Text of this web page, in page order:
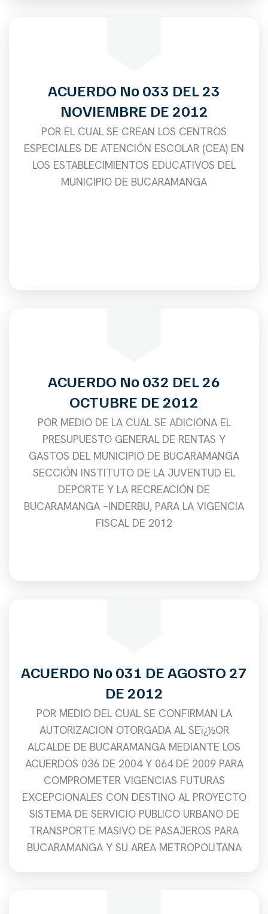
ACUERDO No 033 DEL 23
NOVIEMBRE DE 2012
POR EL CUAL SE CREAN LOS CENTROS
ESPECIALES DE ATENCIÓN ESCOLAR (CEA) EN
LOS ESTABLECIMIENTOS EDUCATIVOS DEL
MUNICIPIO DE BUCARAMANGA
ACUERDO No 032 DEL 26
OCTUBRE DE 2012
POR MEDIO DE LA CUAL SE ADICIONA EL
PRESUPUESTO GENERAL DE RENTAS Y
GASTOS DEL MUNICIPIO DE BUCARAMANGA
SECCIÓN INSTITUTO DE LA JUVENTUD EL
DEPORTE Y LA RECREACIÓN DE
BUCARAMANGA –INDERBU, PARA LA VIGENCIA
FISCAL DE 2012
ACUERDO No 031 DE AGOSTO 27
DE 2012
POR MEDIO DEL CUAL SE CONFIRMAN LA
AUTORIZACION OTORGADA AL SEï¿½OR
ALCALDE DE BUCARAMANGA MEDIANTE LOS
ACUERDOS 036 DE 2004 Y 064 DE 2009 PARA
COMPROMETER VIGENCIAS FUTURAS
EXCEPCIONALES CON DESTINO AL PROYECTO
SISTEMA DE SERVICIO PUBLICO URBANO DE
TRANSPORTE MASIVO DE PASAJEROS PARA
BUCARAMANGA Y SU AREA METROPOLITANA